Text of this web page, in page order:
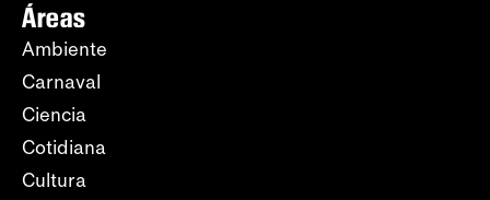
Áreas
Ambiente
Carnaval
Ciencia
Cotidiana
Cultura